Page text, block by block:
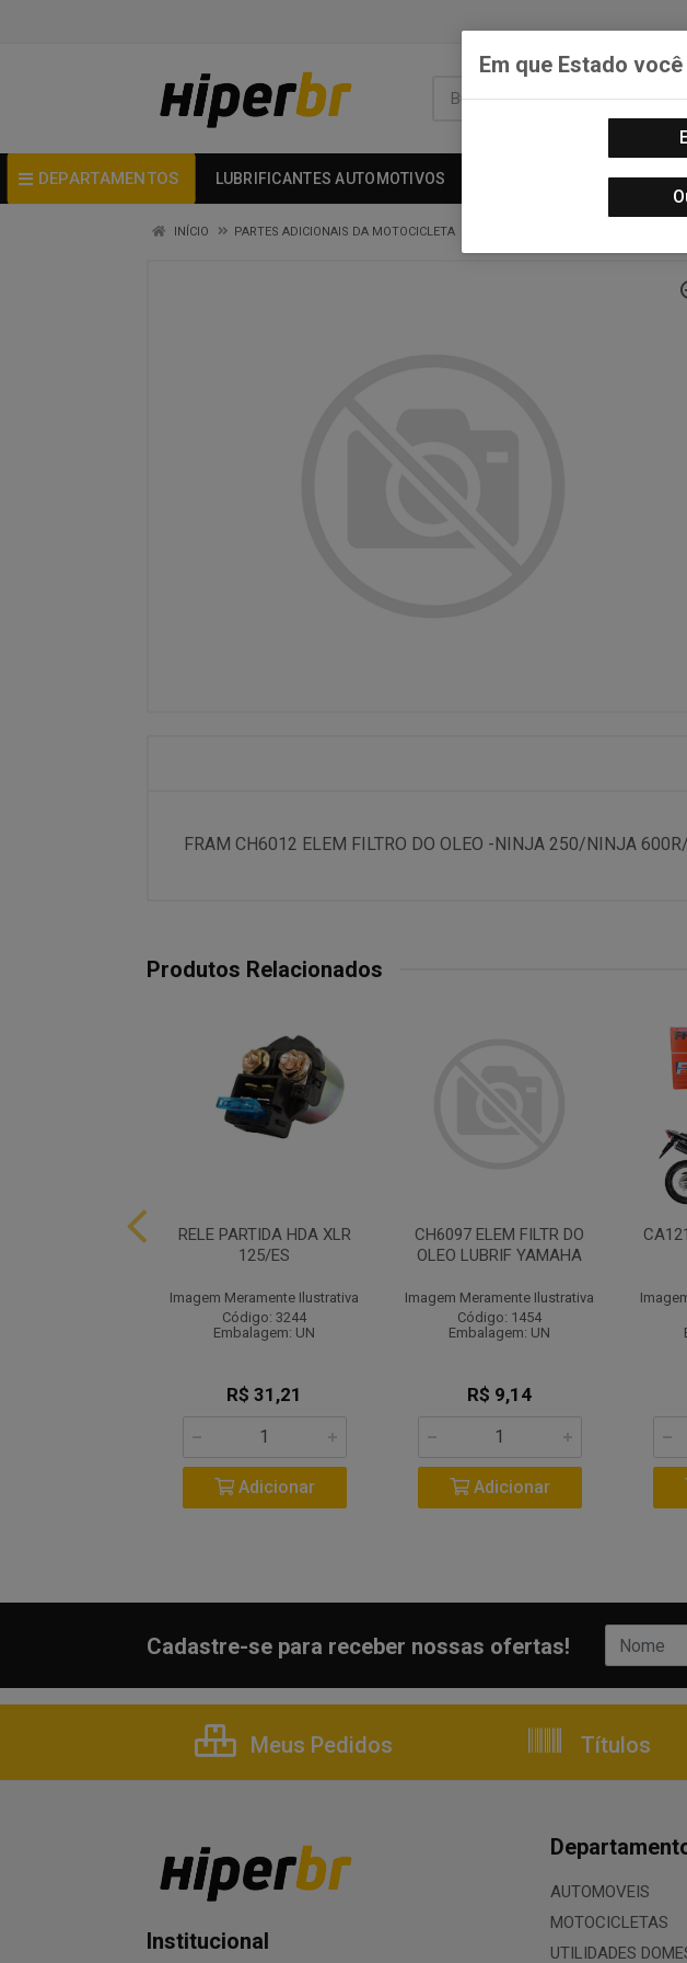
DEPARTAMENTOS LUBRIFICANTES AUTOMOTIVOS PECAS AUTOMOTIVAS
INÍCIO PARTES ADICIONAIS DA MOTOCICLETA
FRAM CH6012 ELEM FILTRO DO OLEO -NINJA 250/NINJA
Produtos Relacionados
RELE PARTIDA HDA XLR
125/ES
Imagem Meramente Ilustrativa
Código: 3244
Embalagem: UN
R$ 31,21
Adicionar
CH6097 ELEM FILTR DO
OLEO LUBRIF YAMAHA
Imagem Meramente Ilustrativa
Código: 1454
Embalagem: UN
R$ 9,14
Adicionar
Cadastre-se para receber nossas ofertas!
Meus Pedidos Títulos
Institucional
AUTOMOVEIS
MOTOCICLETAS
UTILIDADES
Em que Estado